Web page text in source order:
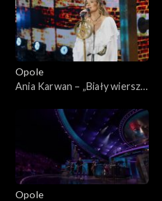
koncert pamięci Wojciecha
Trzcińskiego”
Opole
Ania Karwan – „Biały wiersz
tęsknoty – koncert pamięci
Wojciecha Trzcińskiego”
Opole